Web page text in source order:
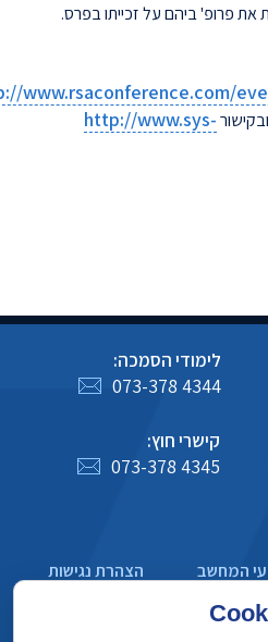
פרופ' ביהם על זכייתו בפרס.
www.rsaconference.com/
ובקישורhttp://www.sys-
לימודי הסמכה:
073-378 4344
קישרי חוץ:
073-378 4345
המחשב
הצהרת נגישות
פרטיות